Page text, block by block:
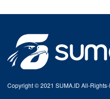
Copyright © 2021 SUMA.ID All-